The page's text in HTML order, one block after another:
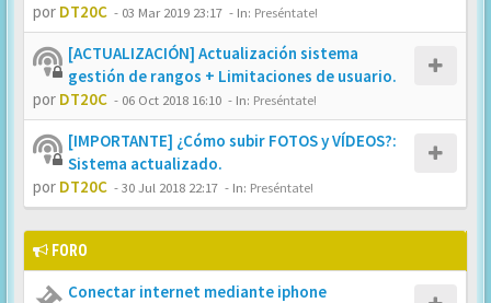
por DT20C - 03 Mar 2019 23:17 - In: Preséntate!
[ACTUALIZACIÓN] Actualización sistema
gestión de rangos + Limitaciones de usuario.
por DT20C - 06 Oct 2018 16:10 - In: Preséntate!
[IMPORTANTE] ¿Cómo subir FOTOS y VÍDEOS?:
Sistema actualizado.
por DT20C -30 Jul 2018 22:17 - In: Preséntate!
FORO
Conectar internet mediante iphone